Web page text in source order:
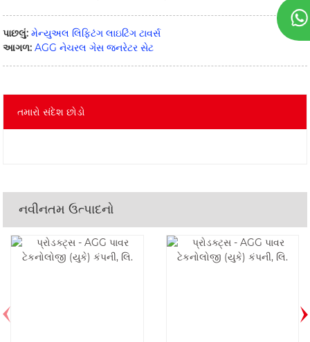
પાછલું: મેન્યુઅલ લિફ્ટિંગ લાઇટિંગ ટાવર્સ
આગળ: AGG નેચરલ ગેસ જનરેટર સેટ
તમારો સંદેશ છોડો
નવીનતમ ઉત્પાદનો